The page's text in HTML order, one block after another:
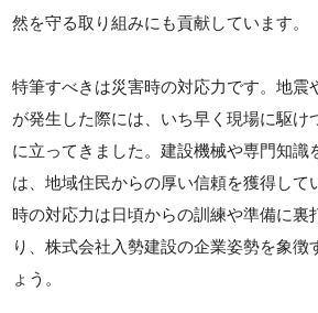
然を守る取り組みにも貢献しています。
特筆すべきは災害時の対応力です。地震
が発生した際には、いち早く現場に駆け
に立ってきました。建設機械や専門知識
は、地域住民からの厚い信頼を獲得して
時の対応力は日頃からの訓練や準備に裏
り、株式会社入勢建設の企業姿勢を象徴
ょう。